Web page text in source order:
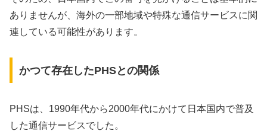
ありませんが、海外の一部地域や特殊な通信サービスに関
連している可能性があります。
かつて存在したPHSとの関係
PHSは、1990年代から2000年代にかけて日本国内で普及
した通信サービスでした。